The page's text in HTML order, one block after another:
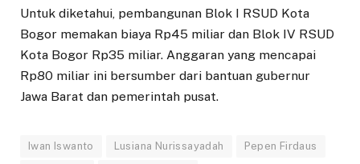
Untuk diketahui, pembangunan Blok I RSUD Kota
Bogor memakan biaya Rp45 miliar dan Blok IV RSUD
Kota Bogor Rp35 miliar. Anggaran yang mencapai
Rp80 miliar ini bersumber dari bantuan gubernur
Jawa Barat dan pemerintah pusat.
Iwan Iswanto Lusiana Nurissayadah Pepen Firdaus